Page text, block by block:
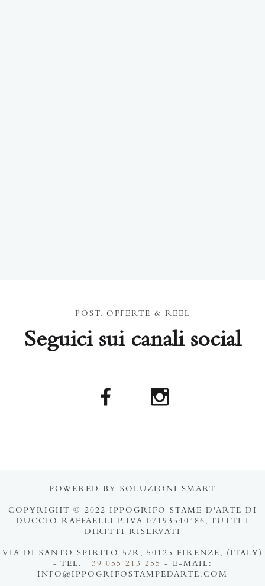
POST, OFFERTE & REEL
Seguici sui canali social
POWERED BY SOLUZIONI SMART
COPYRIGHT © 2022 IPPOGRIFO STAME D'ARTE DI
DUCCIO RAFFAELLI P.IVA 07193540486, TUTTI I
DIRITTI RISERVATI
VIA DI SANTO SPIRITO 5/R, 50125 FIRENZE, (ITALY)
- TEL.
+39 055 213 255
- E-MAIL:
INFO@IPPOGRIFOSTAMPEDARTE.COM